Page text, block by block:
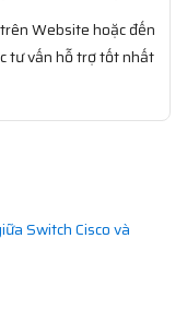
Website hoặc đến
tư vấn hỗ trợ tốt nhất
Switch Cisco và